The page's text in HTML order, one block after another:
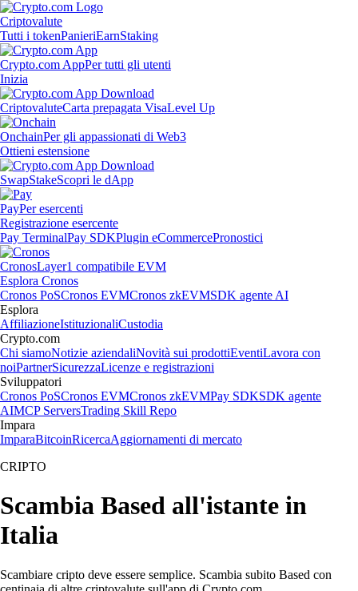
Criptovalute
Tutti i tokenPanieriEarnStaking
Crypto.com AppPer tutti gli utenti
Inizia
CriptovaluteCarta prepagata VisaLevel Up
OnchainPer gli appassionati di Web3
Ottieni estensione
SwapStakeScopri le dApp
PayPer esercenti
Registrazione esercente
Pay TerminalPay SDKPlugin eCommercePronostici
CronosLayer1 compatibile EVM
Esplora Cronos
Cronos PoSCronos EVMCronos zkEVMSDK agente AI
Esplora
AffiliazioneIstituzionaliCustodia
Crypto.com
Chi siamoNotizie aziendaliNovità sui prodottiEventiLavora con
noiPartnerSicurezzaLicenze e registrazioni
Sviluppatori
Cronos PoSCronos EVMCronos zkEVMPay SDKSDK agente
AIMCP ServersTrading Skill Repo
Impara
ImparaBitcoinRicercaAggiornamenti di mercato
CRIPTO
Scambia Based all'istante in
Italia
Scambiare cripto deve essere semplice. Scambia subito Based con